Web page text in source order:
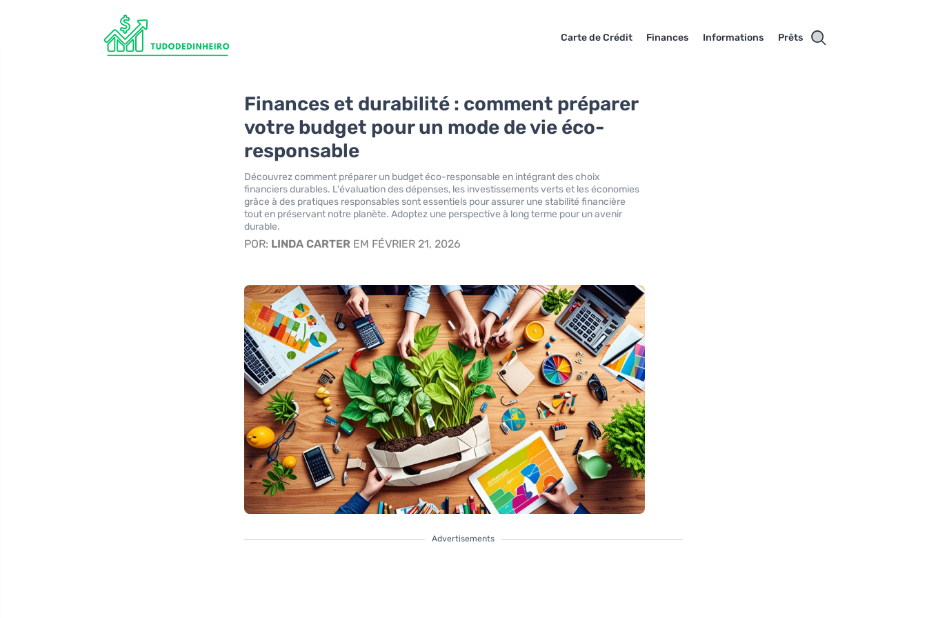
Carte de Crédit Finances Informations Prêts
Finances et durabilité : comment préparer
votre budget pour un mode de vie éco-
responsable
Découvrez comment préparer un budget éco-responsable en intégrant des choix
financiers durables. L'évaluation des dépenses, les investissements verts et les économies
grâce à des pratiques responsables sont essentiels pour assurer une stabilité financière
tout en préservant notre planète. Adoptez une perspective à long terme pour un avenir
durable.
POR: LINDA CARTER EM FÉVRIER 21, 2026
Advertisements